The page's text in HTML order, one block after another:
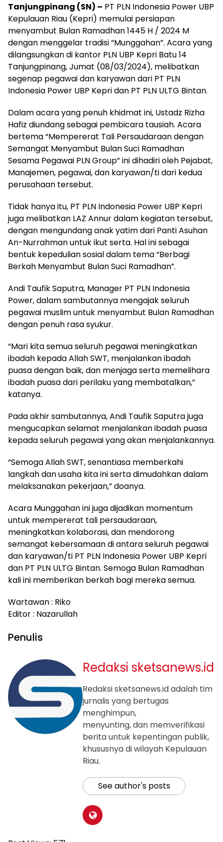
Tanjungpinang (SN) – PT PLN Indonesia Power UBP
Kepulauan Riau (Kepri) memulai persiapan
menyambut Bulan Ramadhan 1445 H / 2024 M
dengan menggelar tradisi “Munggahan”. Acara yang
dilangsungkan di kantor PLN UBP Kepri Batu 14
Tanjungpinang, Jumat (08/03/2024), melibatkan
segenap pegawai dan karyawan dari PT PLN
Indonesia Power UBP Kepri dan PT PLN ULTG Bintan.
Dalam acara yang penuh khidmat ini, Ustadz Rizha
Hafiz diundang sebagai pembicara tausiah. Acara
bertema “Mempererat Tali Persaudaraan dengan
Semangat Menyambut Bulan Suci Ramadhan
Sesama Pegawai PLN Group” ini dihadiri oleh Pejabat,
Manajemen, pegawai, dan karyawan/ti dari kedua
perusahaan tersebut.
Tidak hanya itu, PT PLN Indonesia Power UBP Kepri
juga melibatkan LAZ Annur dalam kegiatan tersebut,
dengan mengundang anak yatim dari Panti Asuhan
An-Nurrahman untuk ikut serta. Hal ini sebagai
bentuk kepedulian sosial dalam tema “Berbagi
Berkah Menyambut Bulan Suci Ramadhan”.
Andi Taufik Saputra, Manager PT PLN Indonesia
Power, dalam sambutannya mengajak seluruh
pegawai muslim untuk menyambut Bulan Ramadhan
dengan penuh rasa syukur.
“Mari kita semua seluruh pegawai meningkatkan
ibadah kepada Allah SWT, menjalankan ibadah
puasa dengan baik, dan menjaga serta memelihara
ibadah puasa dari perilaku yang membatalkan,”
katanya.
Pada akhir sambutannya, Andi Taufik Saputra juga
mengucapkan selamat menjalankan ibadah puasa
kepada seluruh pegawai yang akan menjalankannya.
“Semoga Allah SWT, senantiasa memberkahi
langkah dan usaha kita ini serta dimudahkan dalam
melaksanakan pekerjaan,” doanya.
Acara Munggahan ini juga dijadikan momentum
untuk mempererat tali persaudaraan,
meningkatkan kolaborasi, dan mendorong
semangat kebersamaan di antara seluruh pegawai
dan karyawan/ti PT PLN Indonesia Power UBP Kepri
dan PT PLN ULTG Bintan. Semoga Bulan Ramadhan
kali ini memberikan berkah bagi mereka semua.
Wartawan : Riko
Editor : Nazarullah
Penulis
Redaksi sketsanews.id
Redaksi sketsanews.id adalah tim
jurnalis yang bertugas
menghimpun,
menyunting, dan memverifikasi
berita untuk kepentingan publik,
khususnya di wilayah Kepulauan
Riau.
See author's posts